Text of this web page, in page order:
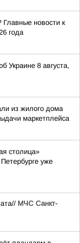
Главные новости к
года
Украине 8 августа,
из жилого дома
маркетплейса
столица»
уже
МЧС Санкт-